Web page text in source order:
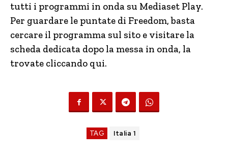
tutti i programmi in onda su Mediaset Play.
Per guardare le puntate di Freedom, basta
cercare il programma sul sito e visitare la
scheda dedicata dopo la messa in onda, la
trovate cliccando qui.
TAG Italia 1